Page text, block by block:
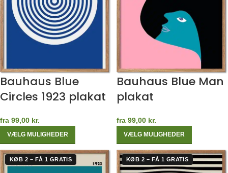
Bauhaus Blue
Circles 1923 plakat
fra 99,00 kr.
VÆLG MULIGHEDER
Bauhaus Blue Man
plakat
fra 99,00 kr.
VÆLG MULIGHEDER
KØB 2 – FÅ 1 GRATIS KØB 2 – FÅ 1 GRATIS